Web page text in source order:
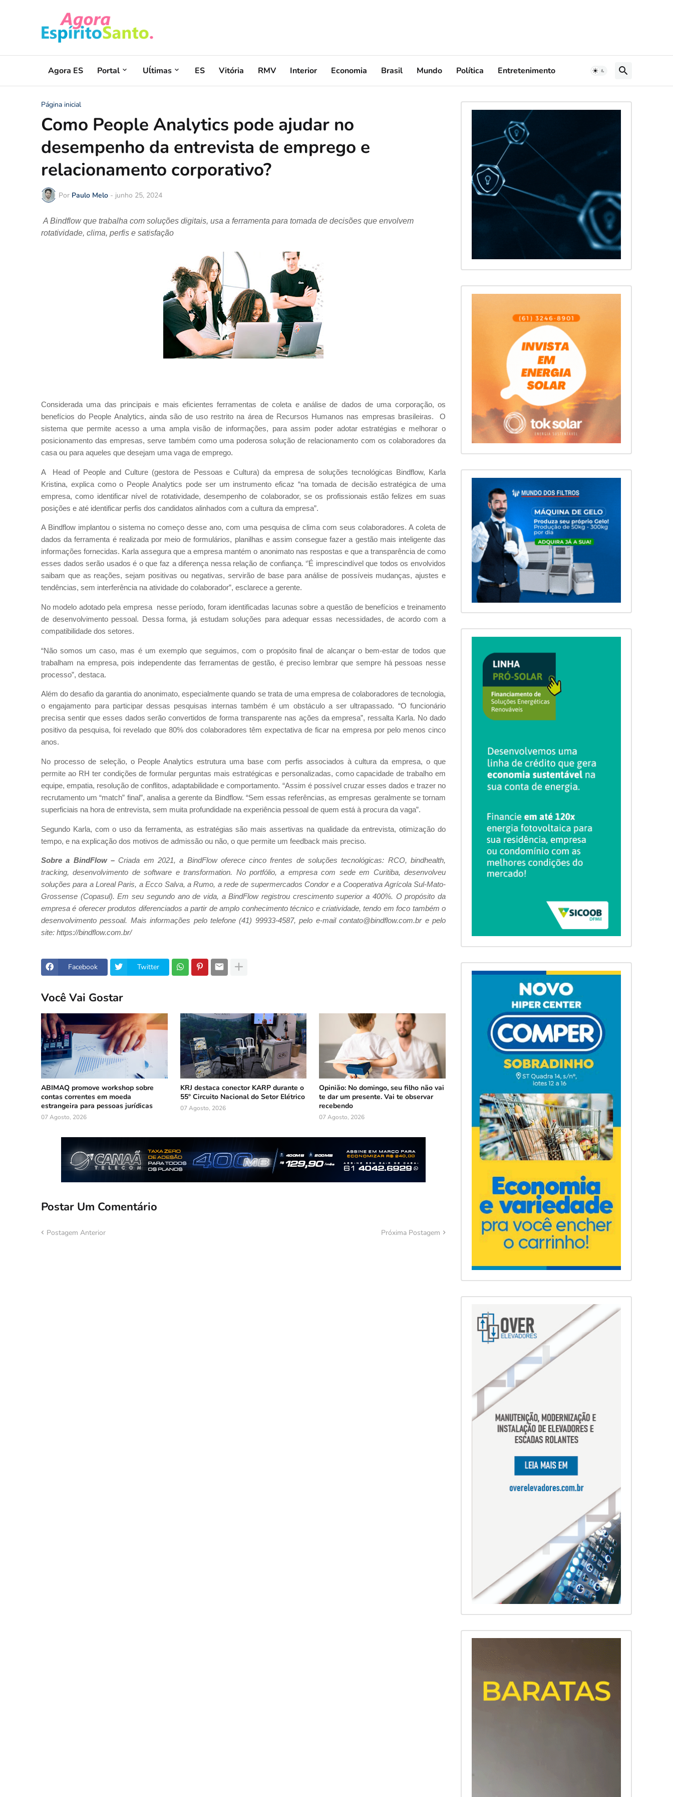
Agora ES Portal Uĺtimas ES Vitória RMV Interior Economia Brasil Mundo Política Entretenimento
Página inicial
Como People Analytics pode ajudar no
desempenho da entrevista de emprego e
relacionamento corporativo?
Por Paulo Melo - junho 25, 2024
A Bindflow que trabalha com soluções digitais, usa a ferramenta para tomada de decisões que envolvem
rotatividade, clima, perfis e satisfação
Considerada uma das principais e mais eficientes ferramentas de coleta e análise de dados de uma corporação, os
benefícios do People Analytics, ainda são de uso restrito na área de Recursos Humanos nas empresas brasileiras. O
sistema que permite acesso a uma ampla visão de informações, para assim poder adotar estratégias e melhorar o
posicionamento das empresas, serve também como uma poderosa solução de relacionamento com os colaboradores da
casa ou para aqueles que desejam uma vaga de emprego.
A Head of People and Culture (gestora de Pessoas e Cultura) da empresa de soluções tecnológicas Bindflow, Karla
Kristina, explica como o People Analytics pode ser um instrumento eficaz “na tomada de decisão estratégica de uma
empresa, como identificar nível de rotatividade, desempenho de colaborador, se os profissionais estão felizes em suas
posições e até identificar perfis dos candidatos alinhados com a cultura da empresa”.
A Bindflow implantou o sistema no começo desse ano, com uma pesquisa de clima com seus colaboradores. A coleta de
dados da ferramenta é realizada por meio de formulários, planilhas e assim consegue fazer a gestão mais inteligente das
informações fornecidas. Karla assegura que a empresa mantém o anonimato nas respostas e que a transparência de como
esses dados serão usados é o que faz a diferença nessa relação de confiança. ‘’É imprescindível que todos os envolvidos
saibam que as reações, sejam positivas ou negativas, servirão de base para análise de possíveis mudanças, ajustes e
tendências, sem interferência na atividade do colaborador”, esclarece a gerente.
No modelo adotado pela empresa nesse período, foram identificadas lacunas sobre a questão de benefícios e treinamento
de desenvolvimento pessoal. Dessa forma, já estudam soluções para adequar essas necessidades, de acordo com a
compatibilidade dos setores.
“Não somos um caso, mas é um exemplo que seguimos, com o propósito final de alcançar o bem-estar de todos que
trabalham na empresa, pois independente das ferramentas de gestão, é preciso lembrar que sempre há pessoas nesse
processo”, destaca.
Além do desafio da garantia do anonimato, especialmente quando se trata de uma empresa de colaboradores de tecnologia,
o engajamento para participar dessas pesquisas internas também é um obstáculo a ser ultrapassado. “O funcionário
precisa sentir que esses dados serão convertidos de forma transparente nas ações da empresa”, ressalta Karla. No dado
positivo da pesquisa, foi revelado que 80% dos colaboradores têm expectativa de ficar na empresa por pelo menos cinco
anos.
No processo de seleção, o People Analytics estrutura uma base com perfis associados à cultura da empresa, o que
permite ao RH ter condições de formular perguntas mais estratégicas e personalizadas, como capacidade de trabalho em
equipe, empatia, resolução de conflitos, adaptabilidade e comportamento. “Assim é possível cruzar esses dados e trazer no
recrutamento um “match” final”, analisa a gerente da Bindflow. “Sem essas referências, as empresas geralmente se tornam
superficiais na hora de entrevista, sem muita profundidade na experiência pessoal de quem está à procura da vaga”.
Segundo Karla, com o uso da ferramenta, as estratégias são mais assertivas na qualidade da entrevista, otimização do
tempo, e na explicação dos motivos de admissão ou não, o que permite um feedback mais preciso.
Sobre a BindFlow –Criada em 2021, a BindFlow oferece cinco frentes de soluções tecnológicas: RCO, bindhealth,
tracking, desenvolvimento de software e transformation. No portfólio, a empresa com sede em Curitiba, desenvolveu
soluções para a Loreal Paris, a Ecco Salva, a Rumo, a rede de supermercados Condor e a Cooperativa Agrícola Sul-Mato-
Grossense (Copasul). Em seu segundo ano de vida, a BindFlow registrou crescimento superior a 400%. O propósito da
empresa é oferecer produtos diferenciados a partir de amplo conhecimento técnico e criatividade, tendo em foco também o
desenvolvimento pessoal. Mais informações pelo telefone (41) 99933-4587, pelo e-mail contato@bindflow.com.br e pelo
site: https://bindflow.com.br/
Facebook Twitter
Você Vai Gostar
ABIMAQ promove workshop sobre
contas correntes em moeda
estrangeira para pessoas jurídicas
07 Agosto, 2026
KRJ destaca conector KARP durante o
55º Circuito Nacional do Setor Elétrico
07 Agosto, 2026
Opinião: No domingo, seu filho não vai
te dar um presente. Vai te observar
recebendo
07 Agosto, 2026
Postar Um Comentário
Postagem Anterior Próxima Postagem